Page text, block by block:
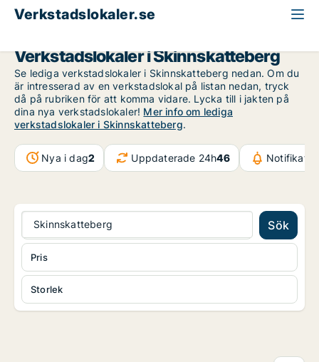
Verkstadslokaler.se
Verkstadslokaler i Skinnskatteberg
Se lediga verkstadslokaler i Skinnskatteberg nedan. Om du
är intresserad av en verkstadslokal på listan nedan, tryck
då på rubriken för att komma vidare. Lycka till i jakten på
dina nya verkstadslokaler! Mer info om lediga
verkstadslokaler i Skinnskatteberg.
Nya i dag2 Uppdaterade 24h46
Skinnskatteberg Sök
Storlek
Pris